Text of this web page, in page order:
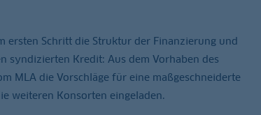
ersten Schritt die Struktur der Finanzierung und
syndizierten Kredit: Aus dem Vorhaben des
MLA die Vorschläge für eine maßgeschneiderte
weiteren Konsorten eingeladen.